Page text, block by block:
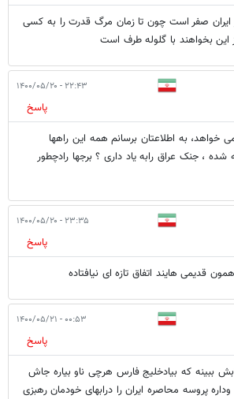
صفر است چون تا زمان مرگ قدرت را به کسی
این بخواهند با گلوله طرف است
۲۲:۴۳ - ۱۴۰۰/۰۵/۲۰
پاسخ
خواهد، به اطلاعتان برسانم همه این راهها
شده ، جنک عراق رابه یاد داری ؟ برجها رادچطور
۲۳:۳۵ - ۱۴۰۰/۰۵/۲۰
پاسخ
قدیمی هایند اتفاق تازه ای نیافتاده
۰۰:۵۳ - ۱۴۰۰/۰۵/۲۱
پاسخ
ببینه که بیادخلیج فارس هرچی ناو بیاره جاش
پروسه محاصره ایران را درابهای خودمان رهبزی